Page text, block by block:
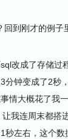
到刚才的例子
改成了存储过
分钟变成了2秒
情大概花了我
我连周末都搭
秒左右，这个